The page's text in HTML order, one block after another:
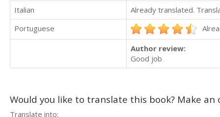
Italian
Already translated.
Portuguese
Author review:
Good job
Would you like to translate this book? Make
Translate into: